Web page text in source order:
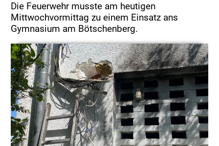
Die Feuerwehr musste am heutigen
Mittwochvormittag zu einem Einsatz ans
Gymnasium am Bötschenberg.